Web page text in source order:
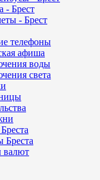
- Брест
- Брест
телефоны
афиша
воды
света
Бреста
валют